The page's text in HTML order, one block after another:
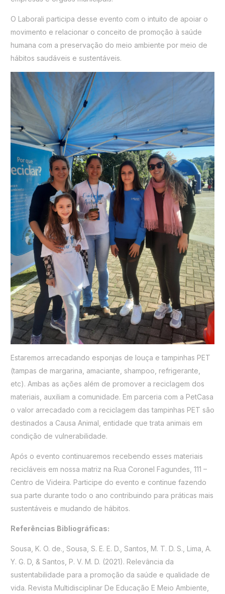
O Laborali participa desse evento com o intuito de apoiar o
movimento e relacionar o conceito de promoção à saúde
humana com a preservação do meio ambiente por meio de
hábitos saudáveis e sustentáveis.
Estaremos arrecadando esponjas de louça e tampinhas PET
(tampas de margarina, amaciante, shampoo, refrigerante,
etc). Ambas as ações além de promover a reciclagem dos
materiais, auxiliam a comunidade. Em parceria com a PetCasa
o valor arrecadado com a reciclagem das tampinhas PET são
destinados a Causa Animal, entidade que trata animais em
condição de vulnerabilidade.
Após o evento continuaremos recebendo esses materiais
recicláveis em nossa matriz na Rua Coronel Fagundes, 111 –
Centro de Videira. Participe do evento e continue fazendo
sua parte durante todo o ano contribuindo para práticas mais
sustentáveis e mudando de hábitos.
Referências Bibliográficas:
Sousa, K. O. de., Sousa, S. E. E. D., Santos, M. T. D. S., Lima, A.
Y. G. D, & Santos, P. V. M. D. (2021). Relevância da
sustentabilidade para a promoção da saúde e qualidade de
vida. Revista Multidisciplinar De Educação E Meio Ambiente,